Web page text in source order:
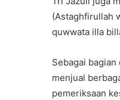
(Astaghfirullah
quwwata illa
Sebagai
menjual
pemeriksaan